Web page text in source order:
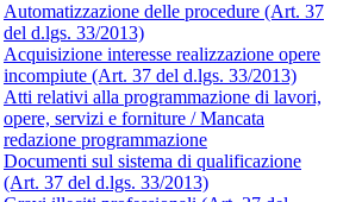
Automatizzazione delle procedure (Art. 37
del d.lgs. 33/2013)
Acquisizione interesse realizzazione opere
incompiute (Art. 37 del d.lgs. 33/2013)
Atti relativi alla programmazione di lavori,
opere, servizi e forniture / Mancata
redazione programmazione
Documenti sul sistema di qualificazione
(Art. 37 del d.lgs. 33/2013)